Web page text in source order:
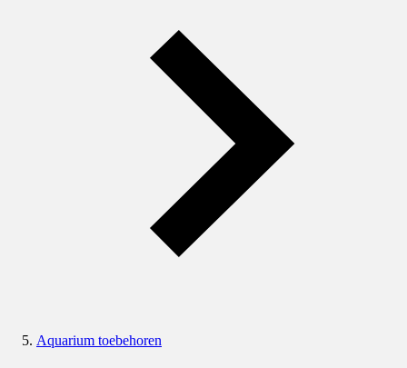
Aquarium toebehoren